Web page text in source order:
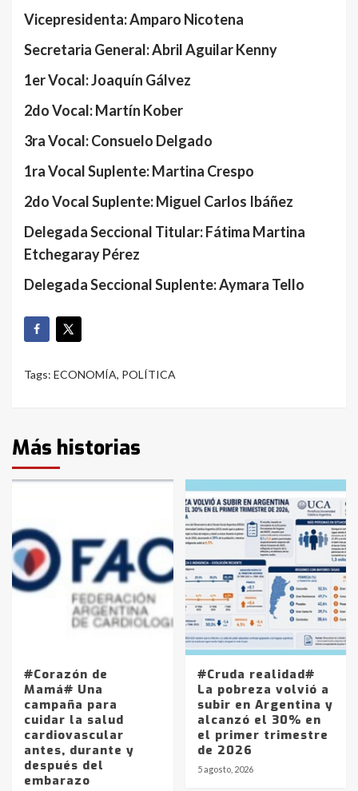
Vicepresidenta: Amparo Nicotena
Secretaria General: Abril Aguilar Kenny
1er Vocal: Joaquín Gálvez
2do Vocal: Martín Kober
3ra Vocal: Consuelo Delgado
1ra Vocal Suplente: Martina Crespo
2do Vocal Suplente: Miguel Carlos Ibáñez
Delegada Seccional Titular: Fátima Martina
Etchegaray Pérez
Delegada Seccional Suplente: Aymara Tello
Tags: ECONOMÍA, POLÍTICA
Más historias
#Corazón de
Mamá# Una
campaña para
cuidar la salud
cardiovascular
antes, durante y
después del
embarazo
#Cruda realidad#
La pobreza volvió a
subir en Argentina y
alcanzó el 30% en
el primer trimestre
de 2026
5 agosto, 2026